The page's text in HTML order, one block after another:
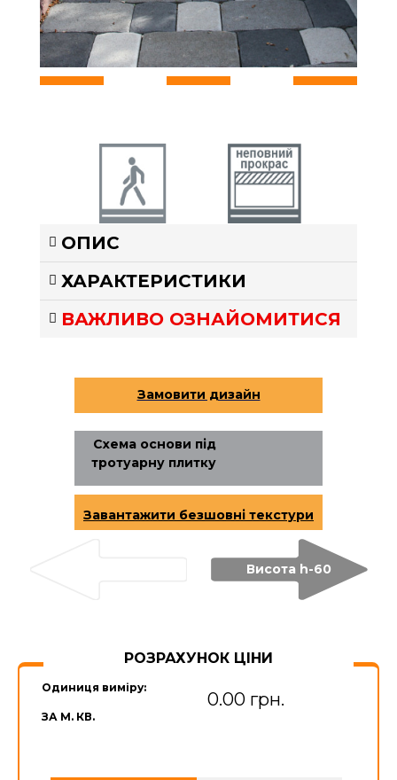
ОПИС
ХАРАКТЕРИСТИКИ
ВАЖЛИВО ОЗНАЙОМИТИСЯ
зона 40мм
Завантажити безшовні текстури
Схема основи під
тротуарну плитку
Висота h-60
РОЗРАХУНОК ЦІНИ
Одиниця виміру:
ЗА М. КВ.
0.00 грн.